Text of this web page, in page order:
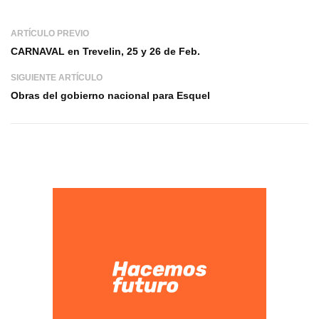
ARTÍCULO PREVIO
CARNAVAL en Trevelin, 25 y 26 de Feb.
SIGUIENTE ARTÍCULO
Obras del gobierno nacional para Esquel